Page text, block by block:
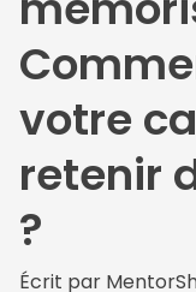
votre
retenir
?
Écrit par